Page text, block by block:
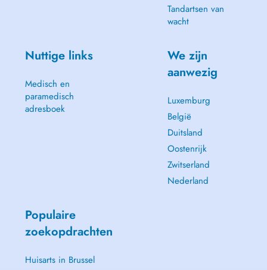
Tandartsen van
wacht
Nuttige links
Medisch en
paramedisch
adresboek
We zijn
aanwezig
Luxemburg
België
Duitsland
Oostenrijk
Zwitserland
Nederland
Populaire
zoekopdrachten
Huisarts in Brussel